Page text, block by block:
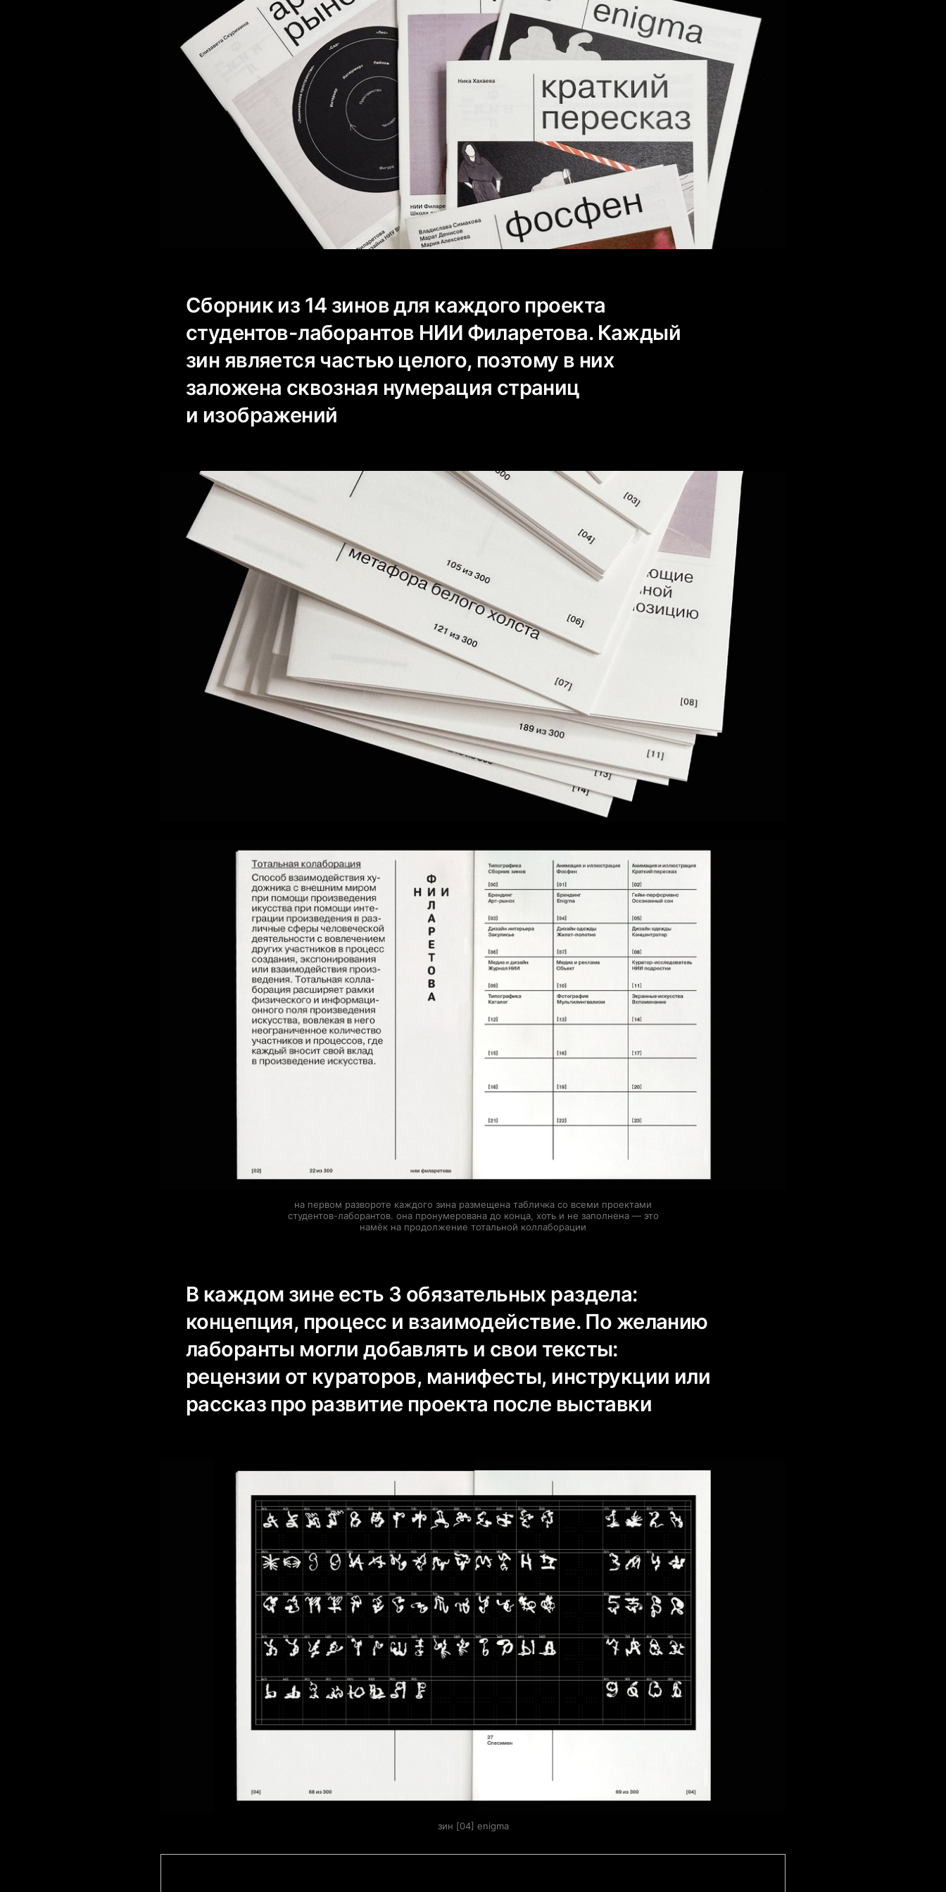
Сборник из 14 зинов для каждого проекта
студентов-лаборантов НИИ Филаретова. Каждый
зин является частью целого, поэтому в них
заложена сквозная нумерация страниц
и изображений
на первом развороте каждого зина размещена табличка со всеми проектами
студентов-лаборантов. она пронумерована до конца, хоть и не заполнена — это
намёк на продолжение тотальной коллаборации
В каждом зине есть 3 обязательных раздела:
концепция, процесс и взаимодействие. По желанию
лаборанты могли добавлять и свои тексты:
рецензии от кураторов, манифесты, инструкции или
рассказ про развитие проекта после выставки
зин [04] enigma